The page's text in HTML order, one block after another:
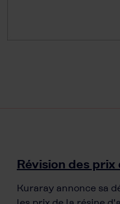
Révision des prix
Kuraray annonce sa